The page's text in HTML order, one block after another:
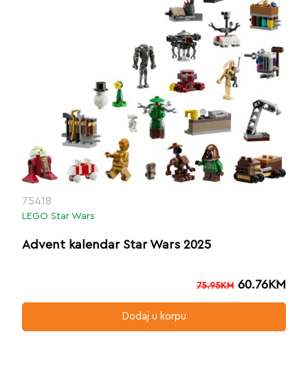
75418
LEGO Star Wars
Advent kalendar Star Wars 2025
75.95KM 60.76KM
Dodaj u korpu